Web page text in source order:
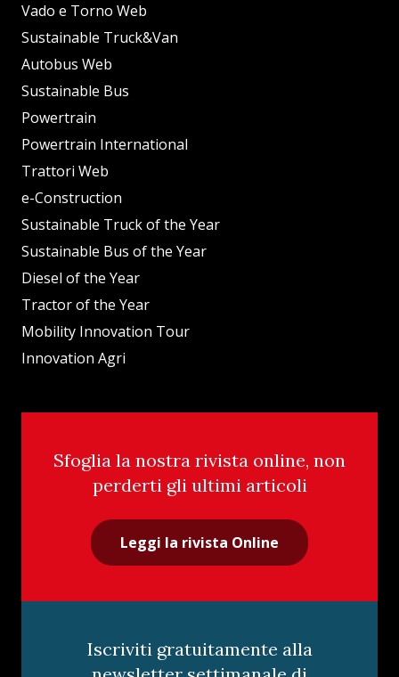
Vado e Torno Web
Sustainable Truck&Van
Autobus Web
Sustainable Bus
Powertrain
Powertrain International
Trattori Web
e-Construction
Sustainable Truck of the Year
Sustainable Bus of the Year
Diesel of the Year
Tractor of the Year
Mobility Innovation Tour
Innovation Agri
Sfoglia la nostra rivista online, non
perderti gli ultimi articoli
Leggi la rivista Online
Iscriviti gratuitamente alla